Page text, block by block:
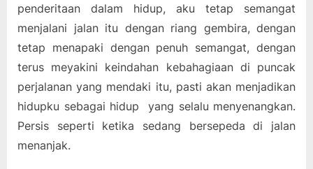
penderitaan dalam hidup, aku tetap semangat
menjalani jalan itu dengan riang gembira, dengan
tetap menapaki dengan penuh semangat, dengan
terus meyakini keindahan kebahagiaan di puncak
perjalanan yang mendaki itu, pasti akan menjadikan
hidupku sebagai hidup yang selalu menyenangkan.
Persis seperti ketika sedang bersepeda di jalan
menanjak.